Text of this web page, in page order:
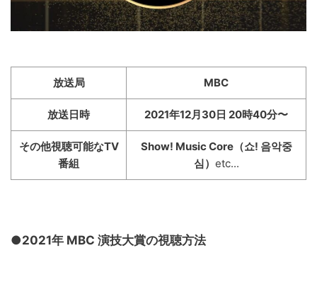
放送局 MBC
放送日時 2021年12月30日 20時40分〜
その他視聴可能なTV
番組
Show! Music Core（쇼! 음악중
심） etc...
●2021年 MBC 演技大賞の視聴方法